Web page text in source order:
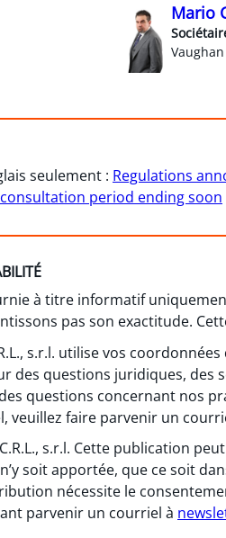
Mario
Vaughan
seulement : Regulations
period ending soon
à titre informatif
pas son exactitude.
s.r.l. utilise vos
des questions juridiques, des
questions concernant nos
veuillez faire parvenir un
s.r.l. Cette publication
soit apportée, que ce soit
nécessite le
parvenir un courriel à